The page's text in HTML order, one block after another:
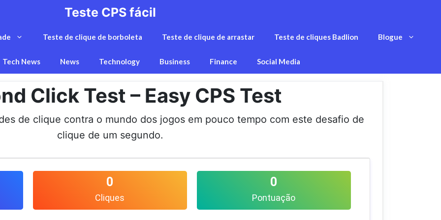
Teste CPS fácil
Teste de clique de borboleta Teste de clique de arrastar Teste de cliques Badlion Blogue
Tech News News Technology Business Finance Social Media
Click Test – Easy CPS Test
de clique contra o mundo dos jogos em pouco tempo com este desafio de
clique de um segundo.
0
Cliques
0
Pontuação